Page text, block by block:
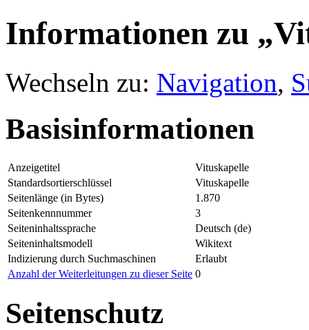
Informationen zu
Wechseln zu: Navigation,
Basisinformationen
Anzeigetitel
Vituskapelle
Standardsortierschlüssel
Vituskapelle
Seitenlänge (in Bytes)
1.870
Seitenkennnummer
3
Seiteninhaltssprache
Deutsch (de)
Seiteninhaltsmodell
Wikitext
Indizierung durch Suchmaschinen
Erlaubt
Anzahl der Weiterleitungen zu dieser Seite 0
Seitenschutz